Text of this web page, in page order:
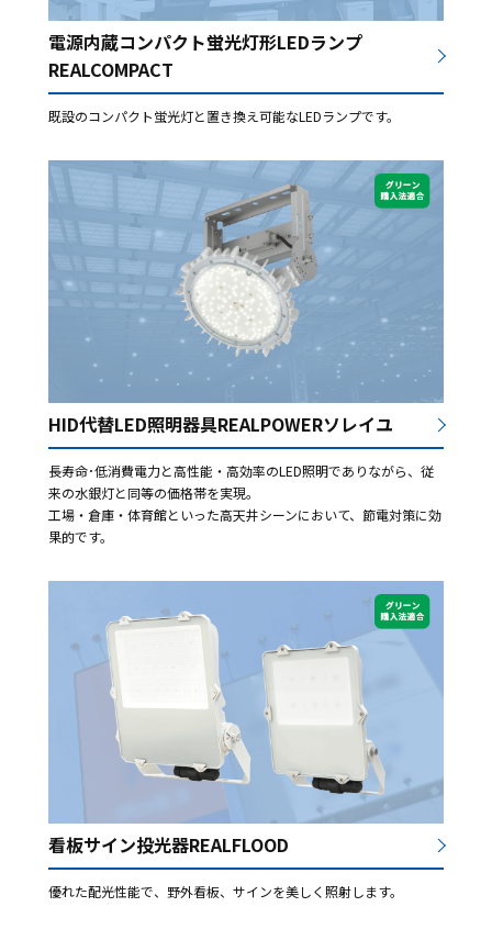
電源内蔵コンパクト蛍光灯形LEDランプ
REALCOMPACT
既設のコンパクト蛍光灯と置き換え可能なLEDランプです。
HID代替LED照明器具REALPOWERソレイユ
長寿命･低消費電力と高性能・高効率のLED照明でありながら、従
来の水銀灯と同等の価格帯を実現。
工場・倉庫・体育館といった高天井シーンにおいて、節電対策に効
果的です。
看板サイン投光器REALFLOOD
優れた配光性能で、野外看板、サインを美しく照射します。